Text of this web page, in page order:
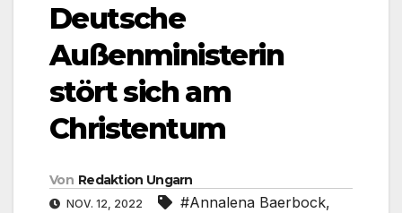
Deutsche
Außenministerin
stört sich am
Christentum
Von Redaktion Ungarn
NOV. 12, 2022 #Annalena Baerbock,